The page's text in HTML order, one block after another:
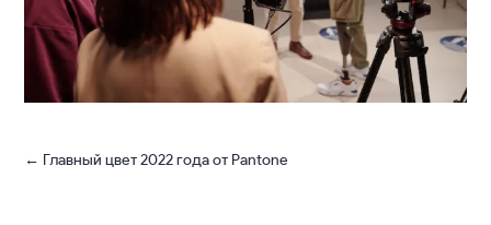
← Главный цвет 2022 года от Pantone